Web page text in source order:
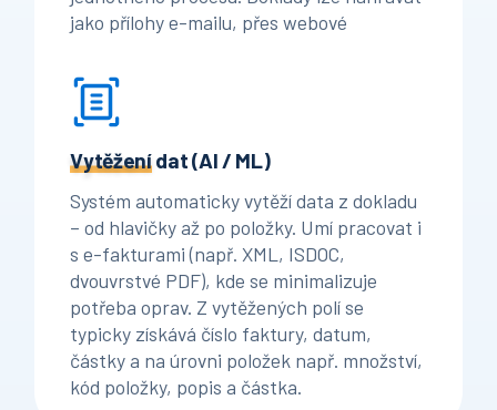
jako přílohy e-mailu, přes webové
nebo veřejné API. Nahrávání může být po
jedné faktuře i dávkově; když přijde jedno
PDF s více fakturami, služba ho
automaticky rozdělí na jednotlivé doklady.
Vytěženídat(AI / ML)
Systém automaticky vytěží data z dokladu
– od hlavičky až po položky. Umí pracovat i
s e-fakturami (např. XML, ISDOC,
dvouvrstvé PDF), kde se minimalizuje
potřeba oprav. Z vytěžených polí se
typicky získává číslo faktury, datum,
částky a na úrovni položek např. množství,
kód položky, popis a částka.